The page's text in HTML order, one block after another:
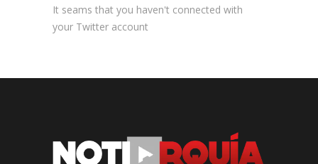
It seams that you haven't connected with
your Twitter account